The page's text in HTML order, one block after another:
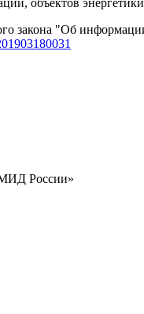
объектов
закона "Об
России»